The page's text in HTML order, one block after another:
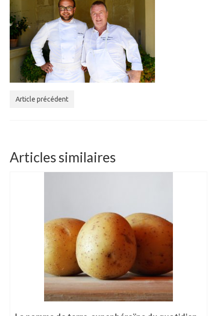
Article précédent
Articles similaires